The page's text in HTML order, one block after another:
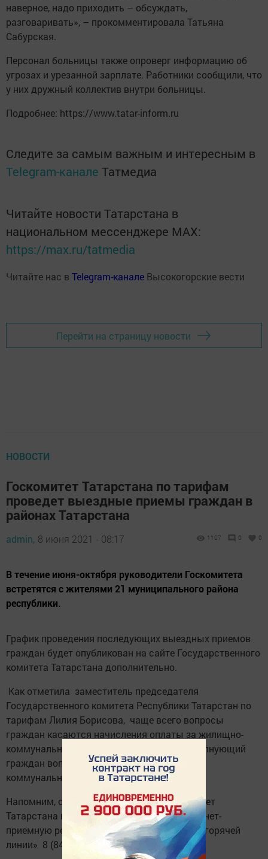
наверное, надо приходить – обсуждать,
разговаривать», – прокомментировала Татьяна
Сабурская.
Персонал больницы также опроверг информацию об
угрозах и урезанной зарплате. Работники сообщили, что
у них дружный коллектив внутри больницы.
Подробнее: https://www.tatar-inform.ru
Следите за самым важным и интересным в
Telegram-канале Татмедиа
Читайте новости Татарстана в
национальном мессенджере MАХ:
https://max.ru/tatmedia
Читайте нас в Telegram-канале Высокогорские вести
Перейти на страницу новости
НОВОСТИ
Госкомитет Татарстана по тарифам
проведет выездные приемы граждан в
районах Татарстана
admin, 8 июня 2021 - 08:17 1107 0 0
В течение июня-октября руководители Госкомитета
встретятся с жителями 21 муниципального района
республики.
График проведения последующих выездных приемов
граждан будет опубликован на сайте Государственного
комитета Татарстана дополнительно.
Как отметила заместитель председателя
Государственного комитета Республики Татарстан по
тарифам Лилия Борисова, чаще всего вопросы
граждан касаются начисления оплаты за жилищно-
коммунальные услуги. Второй, наиболее волнующий
граждан вопрос, - обращение с твердыми
коммунальными отходами.
Напомним, оставить обращение в Госкомитет
Татарстана по тарифам можно через Интернет-
приемную регулятора, а также по телефон «горячей
линии» 8 (843) 2218-200.